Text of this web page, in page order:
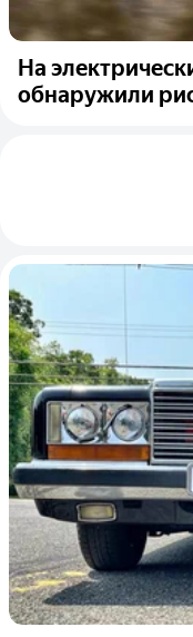
На
обнаружили